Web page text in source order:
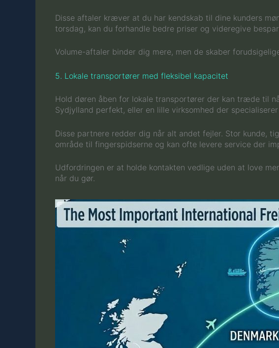
Disse aftaler kræver at du har kendskab til dine kunders
torsdag, kan du forhandle bedre priser og videregive
Volume-aftaler binder dig mere, men de skaber
5. Lokale transportører med fleksibel kapacitet
Hold døren åben for lokale transportører der kan træde til
Sydjylland perfekt, eller en lille virksomhed der
Disse partnere redder dig når alt andet fejler. Stor kunde,
område til fingerspidserne og kan ofte levere service der
Udfordringen er at holde kontakten vedlige uden at love
når du gør.